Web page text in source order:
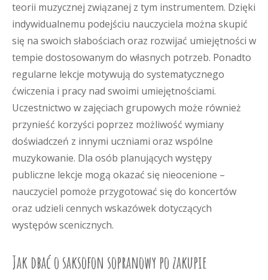
teorii muzycznej związanej z tym instrumentem. Dzięki
indywidualnemu podejściu nauczyciela można skupić
się na swoich słabościach oraz rozwijać umiejętności w
tempie dostosowanym do własnych potrzeb. Ponadto
regularne lekcje motywują do systematycznego
ćwiczenia i pracy nad swoimi umiejętnościami.
Uczestnictwo w zajęciach grupowych może również
przynieść korzyści poprzez możliwość wymiany
doświadczeń z innymi uczniami oraz wspólne
muzykowanie. Dla osób planujących występy
publiczne lekcje mogą okazać się nieocenione –
nauczyciel pomoże przygotować się do koncertów
oraz udzieli cennych wskazówek dotyczących
występów scenicznych.
Jak dbać o saksofon sopranowy po zakupie